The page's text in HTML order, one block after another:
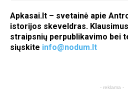
Apkasai.lt – svetainė apie
istorijos skeveldras.
straipsnių perpublikavimo bei
siųskite info@nodum.lt
- reklama -